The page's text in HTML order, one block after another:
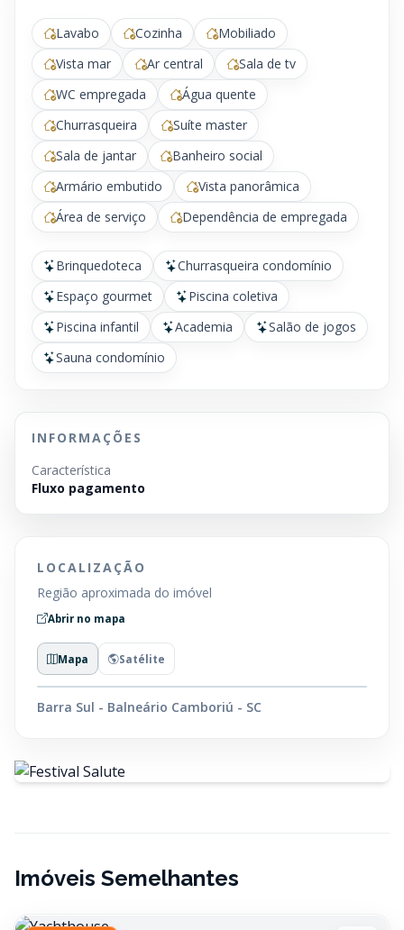
Lavabo Cozinha
Mobiliado
Vista mar
Ar central
Sala de tv
WC empregada
Água quente
Churrasqueira
Suíte master
Sala de jantar
Banheiro social
Armário embutido
Vista panorâmica
Área de serviço
Dependência de empregada
Brinquedoteca
Churrasqueira condomínio
Espaço gourmet
Piscina coletiva
Piscina infantil
Academia
Salão de jogos
Sauna condomínio
INFORMAÇÕES
Característica
Fluxo pagamento
LOCALIZAÇÃO
Região aproximada do imóvel
Abrir no mapa
Mapa Satélite
Barra Sul - Balneário Camboriú - SC
Imóveis Semelhantes